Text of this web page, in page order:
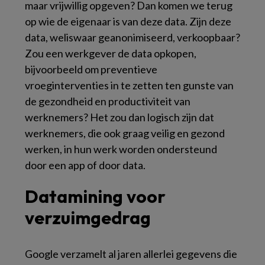
maar vrijwillig opgeven? Dan komen we terug
op wie de eigenaar is van deze data. Zijn deze
data, weliswaar geanonimiseerd, verkoopbaar?
Zou een werkgever de data opkopen,
bijvoorbeeld om preventieve
vroeginterventies in te zetten ten gunste van
de gezondheid en productiviteit van
werknemers? Het zou dan logisch zijn dat
werknemers, die ook graag veilig en gezond
werken, in hun werk worden ondersteund
door een app of door data.
Datamining voor
verzuimgedrag
Google verzamelt al jaren allerlei gegevens die